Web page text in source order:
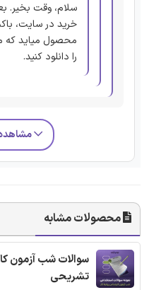
سلام، وقت بخیر.
خرید در سایت،
محصول میاید که
را دانلود کنید.
محصولات مشابه
سوالات شب آزمون
تشریحی